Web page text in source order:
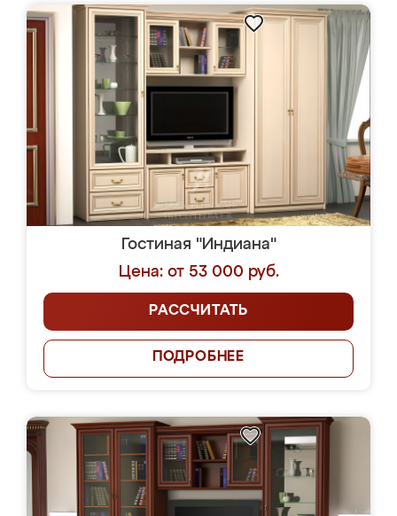
Гостиная "Индиана"
Цена: от 53 000 руб.
РАССЧИТАТЬ
ПОДРОБНЕЕ